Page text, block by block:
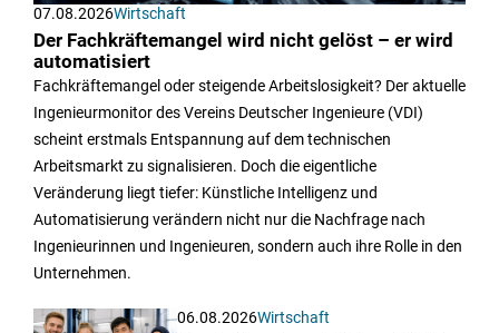
07.08.2026Wirtschaft
Der Fachkräftemangel wird nicht gelöst – er wird
automatisiert
Fachkräftemangel oder steigende Arbeitslosigkeit? Der aktuelle
Ingenieurmonitor des Vereins Deutscher Ingenieure (VDI)
scheint erstmals Entspannung auf dem technischen
Arbeitsmarkt zu signalisieren. Doch die eigentliche
Veränderung liegt tiefer: Künstliche Intelligenz und
Automatisierung verändern nicht nur die Nachfrage nach
Ingenieurinnen und Ingenieuren, sondern auch ihre Rolle in den
Unternehmen.
06.08.2026Wirtschaft